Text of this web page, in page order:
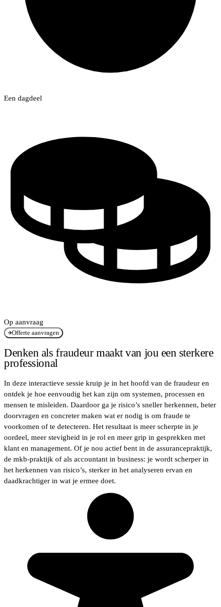
Een dagdeel
Op aanvraag
Offerte aanvragen
Denken als fraudeur maakt van jou een sterkere
professional
In deze interactieve sessie kruip je in het hoofd van de fraudeur en
ontdek je hoe eenvoudig het kan zijn om systemen, processen en
mensen te misleiden. Daardoor ga je risico’s sneller herkennen, beter
doorvragen en concreter maken wat er nodig is om fraude te
voorkomen of te detecteren. Het resultaat is meer scherpte in je
oordeel, meer stevigheid in je rol en meer grip in gesprekken met
klant en management. Of je nou actief bent in de assurancepraktijk,
de mkb-praktijk of als accountant in business: je wordt scherper in
het herkennen van risico’s, sterker in het analyseren ervan en
daadkrachtiger in wat je ermee doet.